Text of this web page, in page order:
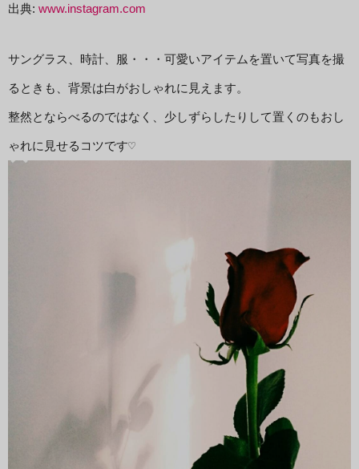
出典: www.instagram.com
サングラス、時計、服・・・可愛いアイテムを置いて写真を撮
るときも、背景は白がおしゃれに見えます。
整然とならべるのではなく、少しずらしたりして置くのもおし
ゃれに見せるコツです♡